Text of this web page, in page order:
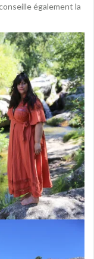
également la